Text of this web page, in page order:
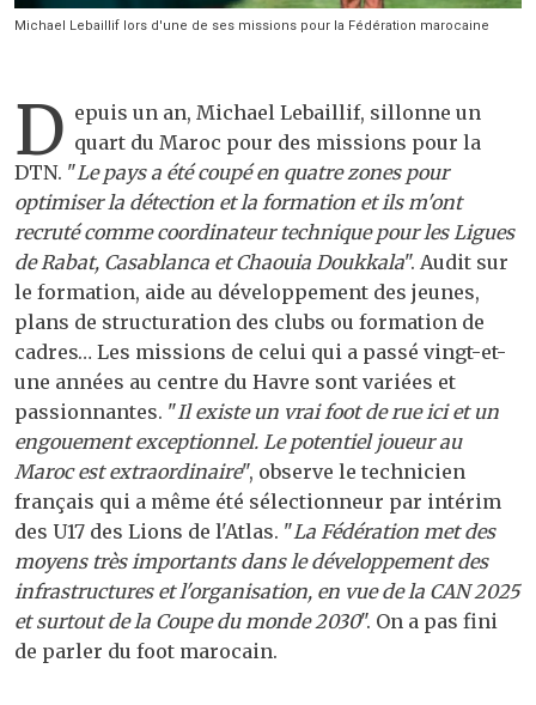
Michael Lebaillif lors d'une de ses missions pour la Fédération marocaine
D epuis un an, Michael Lebaillif, sillonne un
quart du Maroc pour des missions pour la
DTN. "Le pays a été coupé en quatre zones pour
optimiser la détection et la formation et ils m'ont
recruté comme coordinateur technique pour les Ligues
de Rabat, Casablanca et Chaouia Doukkala". Audit sur
le formation, aide au développement des jeunes,
plans de structuration des clubs ou formation de
cadres… Les missions de celui qui a passé vingt-et-
une années au centre du Havre sont variées et
passionnantes. "Il existe un vrai foot de rue ici et un
engouement exceptionnel. Le potentiel joueur au
Maroc est extraordinaire", observe le technicien
français qui a même été sélectionneur par intérim
des U17 des Lions de l'Atlas. "La Fédération met des
moyens très importants dans le développement des
infrastructures et l'organisation, en vue de la CAN 2025
et surtout de la Coupe du monde 2030". On a pas fini
de parler du foot marocain.